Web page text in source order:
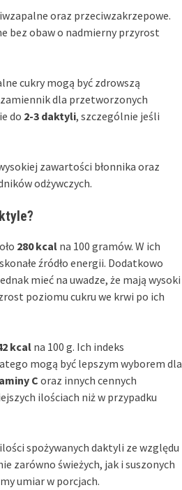
oraz przeciwzakrzepowe.
bez obaw o nadmierny przyrost
cukry mogą być zdrowszą
dla przetworzonych
do 2-3 daktyli, szczególnie jeśli
zawartości błonnika oraz
odżywczych.
280 kcal na 100 gramów. W ich
źródło energii. Dodatkowo
mieć na uwadze, że mają wysoki
poziomu cukru we krwi po ich
kcalna 100 g. Ich indeks
mogą być lepszym wyborem dla
Coraz innych cennych
ilościach niż w przypadku
spożywanych daktyli ze względu
zarówno świeżych, jak i suszonych
umiar w porcjach.